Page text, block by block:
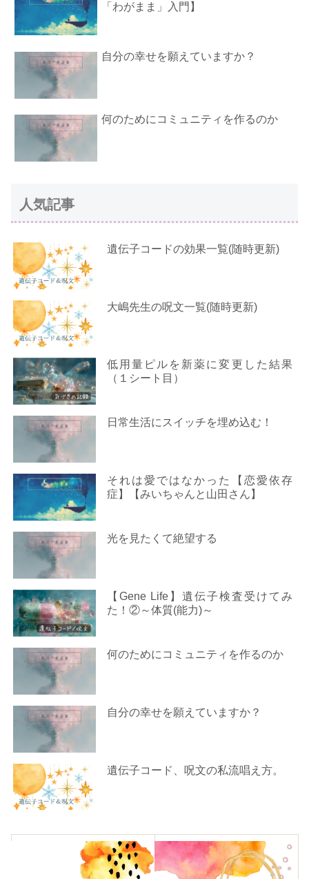
「わがまま」入門】
自分の幸せを願えていますか？
何のためにコミュニティを作るのか
人気記事
遺伝子コードの効果一覧(随時更新)
大嶋先生の呪文一覧(随時更新)
低用量ピルを新薬に変更した結果
（１シート目）
日常生活にスイッチを埋め込む！
それは愛ではなかった【恋愛依存
症】【みいちゃんと山田さん】
光を見たくて絶望する
【Gene Life】遺伝子検査受けてみ
た！②～体質(能力)～
何のためにコミュニティを作るのか
自分の幸せを願えていますか？
遺伝子コード、呪文の私流唱え方。